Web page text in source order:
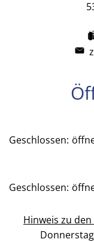
Klicken, um
Geschlossen:
Klicken, um
Geschlossen:
Hinweis zu